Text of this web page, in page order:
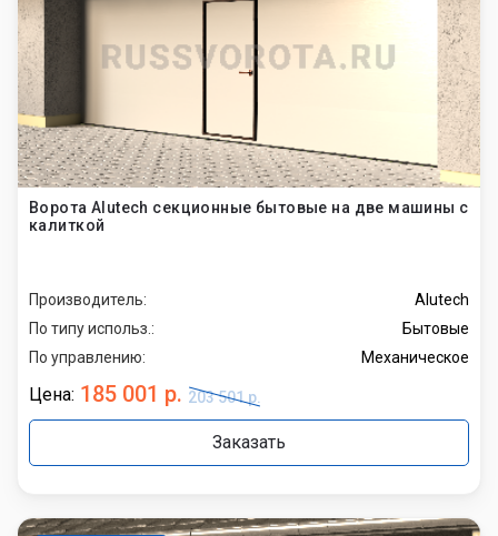
Ворота Alutech секционные бытовые на две машины с
калиткой
Производитель:
Alutech
По типу использ.:
Бытовые
По управлению:
Механическое
Цена: 185 001 р. 203 501 р.
Заказать